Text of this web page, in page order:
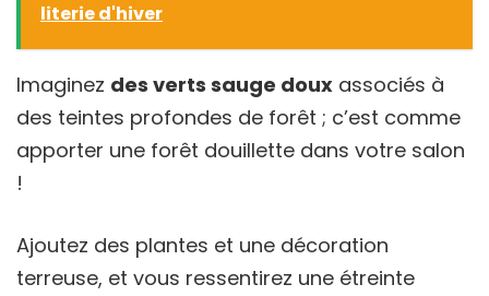
literie d'hiver
Imaginez des verts sauge doux associés à
des teintes profondes de forêt ; c’est comme
apporter une forêt douillette dans votre salon
!
Ajoutez des plantes et une décoration
terreuse, et vous ressentirez une étreinte